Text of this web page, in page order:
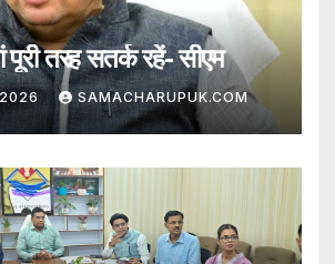
पूरी तरह सतर्क रहें- सीएम
SAMACHARUPUK.COM